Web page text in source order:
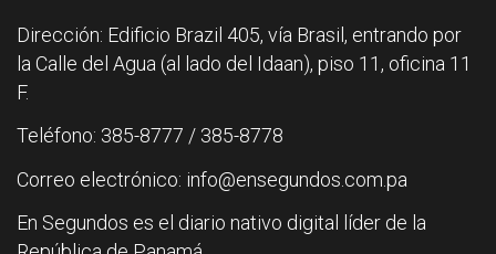
Dirección: Edificio Brazil 405, vía Brasil, entrando por
la Calle del Agua (al lado del Idaan), piso 11, oficina 11
F.
Teléfono: 385-8777 / 385-8778
Correo electrónico: info@ensegundos.com.pa
En Segundos es el diario nativo digital líder de la